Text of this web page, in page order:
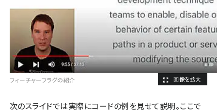
フィーチャーフラグの紹介
次のスライドでは実際にコードの例を見せて説明。ここで